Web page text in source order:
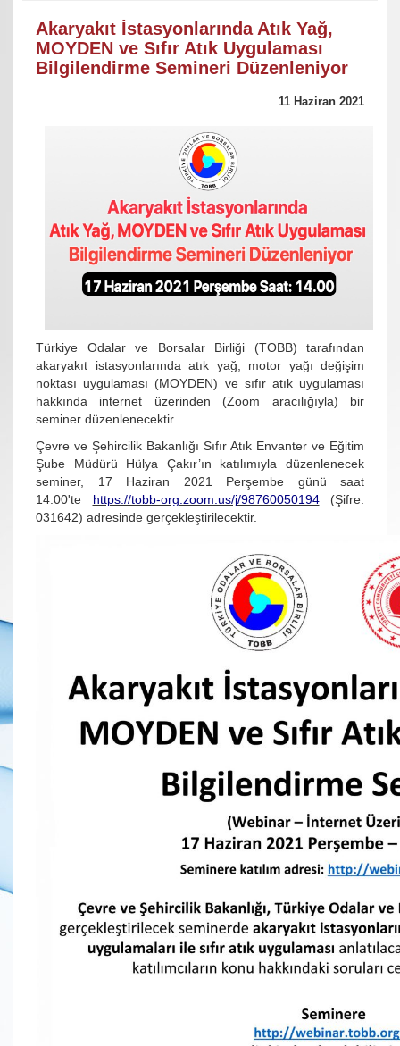
Akaryakıt İstasyonlarında Atık Yağ,
MOYDEN ve Sıfır Atık Uygulaması
Bilgilendirme Semineri Düzenleniyor
11 Haziran 2021
Türkiye Odalar ve Borsalar Birliği (TOBB) tarafından
akaryakıt istasyonlarında atık yağ, motor yağı değişim
noktası uygulaması (MOYDEN) ve sıfır atık uygulaması
hakkında internet üzerinden (Zoom aracılığıyla) bir
seminer düzenlenecektir.
Çevre ve Şehircilik Bakanlığı Sıfır Atık Envanter ve Eğitim
Şube Müdürü Hülya Çakır’ın katılımıyla düzenlenecek
seminer, 17 Haziran 2021 Perşembe günü saat
14:00'te https://tobb-org.zoom.us/j/98760050194(Şifre:
031642) adresinde gerçekleştirilecektir.